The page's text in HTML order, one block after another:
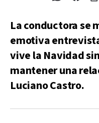
La conductora se
emotiva
vive la Navidad
mantener una
Luciano Castro.